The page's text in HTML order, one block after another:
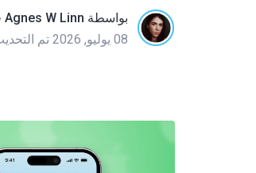
بواسطة Agnes W Linn
08 يوليو, 2026 تم التحديث بتاريخ